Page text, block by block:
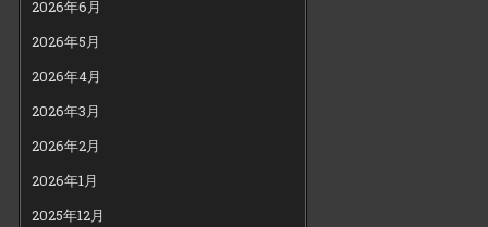
2026年6月
2026年5月
2026年4月
2026年3月
2026年2月
2026年1月
2025年12月